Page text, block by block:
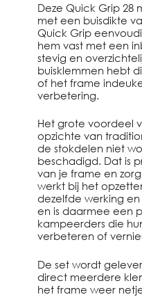
Deze Quick Grip 28
met een buisdikte
Quick Grip
hem vast met een
stevig en
buisklemmen hebt
of het frame
verbetering.
Het grote voordeel
opzichte van
de stokdelen niet
beschadigd. Dat is
van je frame en
werkt bij het
dezelfde werking
en is daarmee een
kampeerders die
verbeteren of
De set wordt
direct meerdere
het frame weer